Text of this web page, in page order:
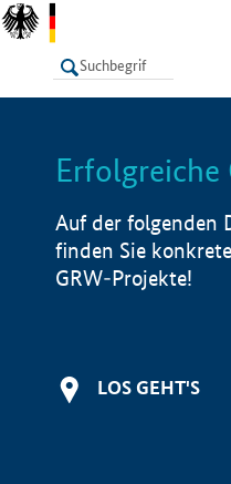
LISTE
Erfolgreiche
Auf der folgenden
finden Sie
GRW-Projekte!
LOS GEHT'S